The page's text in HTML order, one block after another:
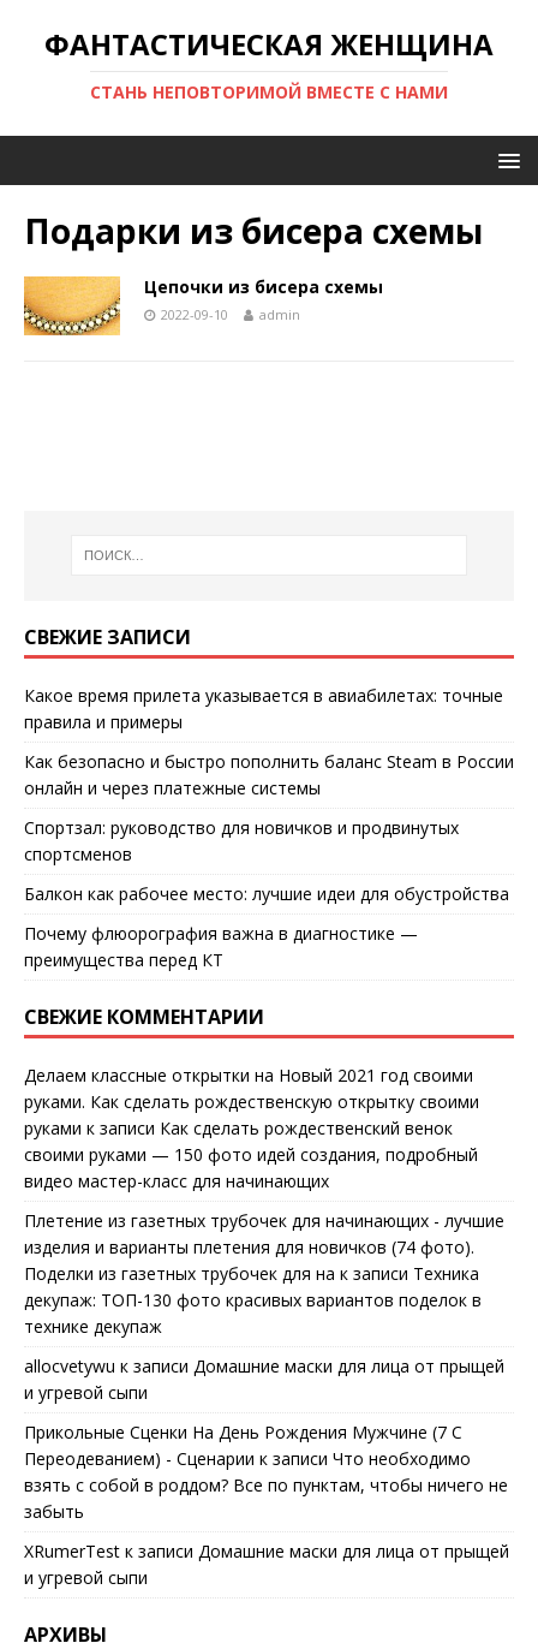
ФАНТАСТИЧЕСКАЯ ЖЕНЩИНА
СТАНЬ НЕПОВТОРИМОЙ ВМЕСТЕ С НАМИ
Подарки из бисера схемы
Цепочки из бисера схемы
2022-09-10 admin
СВЕЖИЕ ЗАПИСИ
Какое время прилета указывается в авиабилетах: точные
правила и примеры
Как безопасно и быстро пополнить баланс Steam в России
онлайн и через платежные системы
Спортзал: руководство для новичков и продвинутых
спортсменов
Балкон как рабочее место: лучшие идеи для обустройства
Почему флюорография важна в диагностике —
преимущества перед КТ
СВЕЖИЕ КОММЕНТАРИИ
Делаем классные открытки на Новый 2021 год своими
руками. Как сделать рождественскую открытку своими
руками к записи Как сделать рождественский венок
своими руками — 150 фото идей создания, подробный
видео мастер-класс для начинающих
Плетение из газетных трубочек для начинающих - лучшие
изделия и варианты плетения для новичков (74 фото).
Поделки из газетных трубочек для на к записи Техника
декупаж: ТОП-130 фото красивых вариантов поделок в
технике декупаж
allocvetywu к записи Домашние маски для лица от прыщей
и угревой сыпи
Прикольные Сценки На День Рождения Мужчине (7 С
Переодеванием) - Сценарии к записи Что необходимо
взять с собой в роддом? Все по пунктам, чтобы ничего не
забыть
XRumerTest к записи Домашние маски для лица от прыщей
и угревой сыпи
АРХИВЫ